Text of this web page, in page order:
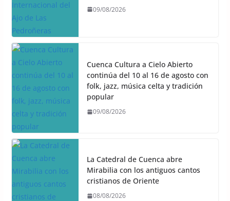
09/08/2026
Cuenca Cultura a Cielo Abierto
continúa del 10 al 16 de agosto con
folk, jazz, música celta y tradición
popular
09/08/2026
La Catedral de Cuenca abre
Mirabilia con los antiguos cantos
cristianos de Oriente
08/08/2026